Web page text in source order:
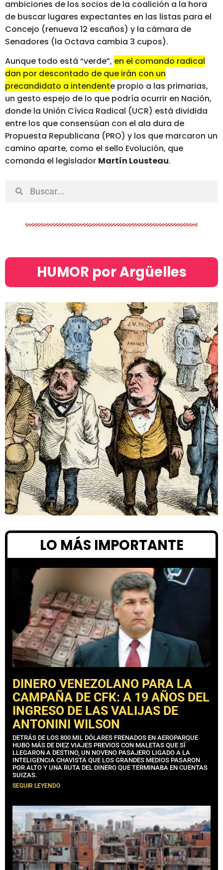
ambiciones de los socios de la coalición a la hora
de buscar lugares expectantes en las listas para el
Concejo (renueva 12 escaños) y la cámara de
Senadores (la Octava cambia 3 cupos).
Aunque todo está “verde”, en el comando radical
dan por descontado de que irán con un
precandidato a intendente propio a las primarias,
un gesto espejo de lo que podría ocurrir en Nación,
donde la Unión Cívica Radical (UCR) está dividida
entre los que consensúan con el ala dura de
Propuesta Republicana (PRO) y los que marcaron un
camino aparte, como el sello Evolución, que
comanda el legislador Martín Lousteau.
HUMOR por Argüelles​
LO MÁS IMPORTANTE
DINERO VENEZOLANO PARA LA
CAMPAÑA DE CFK: A 19 AÑOS DEL
INGRESO DE LAS VALIJAS DE
ANTONINI WILSON
DETRÁS DE LOS 800 MIL DÓLARES FRENADOS EN AEROPARQUE
HUBO MÁS DE DIEZ VIAJES PREVIOS CON MALETAS QUE SÍ
LLEGARON A DESTINO, UN NOVENO PASAJERO LIGADO A LA
INTELIGENCIA CHAVISTA QUE LOS GRANDES MEDIOS PASARON
POR ALTO Y UNA RUTA DEL DINERO QUE TERMINABA EN CUENTAS
SUIZAS.
SEGUIR LEYENDO